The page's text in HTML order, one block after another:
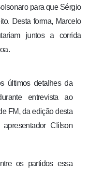
para que Sérgio
Desta forma, Marcelo
juntos a corrida
últimos detalhes da
entrevista ao
FM, da edição desta
Clilson
os partidos essa